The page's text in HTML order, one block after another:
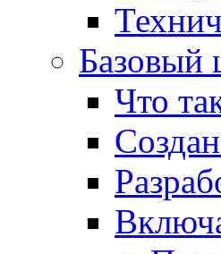
Базовый
Что